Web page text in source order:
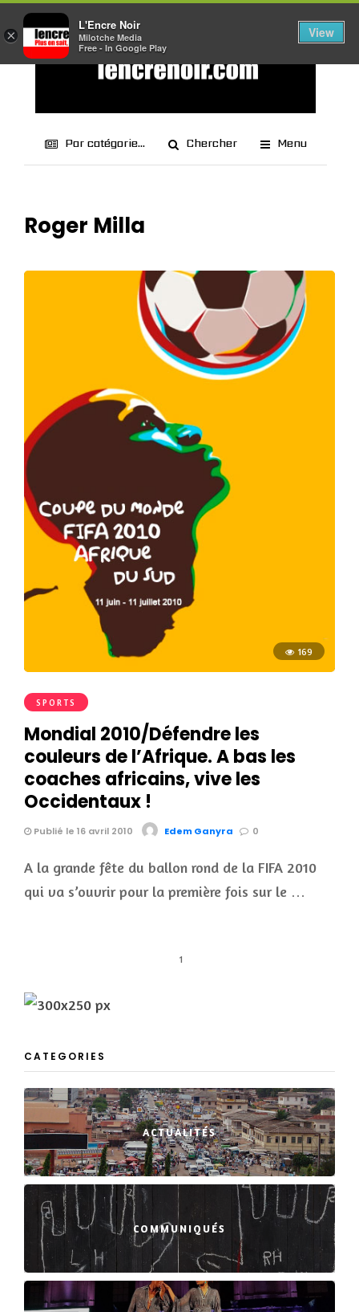
Par catégorie... Chercher Menu
Roger Milla
169
SPORTS
Mondial 2010/Défendre les
couleurs de l’Afrique. A bas les
coaches africains, vive les
Occidentaux !
Publié le 16 avril 2010 Edem Ganyra 0
A la grande fête du ballon rond de la FIFA 2010
qui va s’ouvrir pour la première fois sur le …
1
CATEGORIES
ACTUALITÉS
COMMUNIQUÉS
×
L'Encre Noir
Milotche Media
Free - In Google Play
View